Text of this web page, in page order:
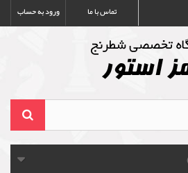
ورود به حساب تماس با ما